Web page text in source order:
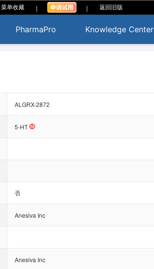
菜单收藏 | | 返回旧版
PharmaPro Knowledge Center
ALGRX-2872
5-HT
否
Anesiva Inc
Anesiva Inc